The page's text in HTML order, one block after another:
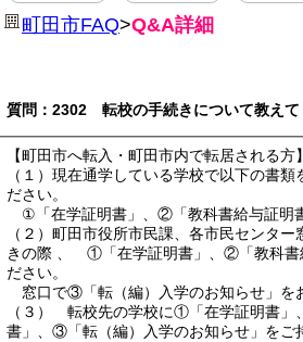
町田市FAQ>Q&A詳細
質問：2302 転校の手続きについて教えて
【町田市へ転入・町田市内で転居される方】
（１）現在通学している学校で以下の書類
ださい。
①「在学証明書」、②「教科書給与証明
（２）町田市役所市民課、各市民センタ
きの際 、 ①「在学証明書」、②「教科書
ださい。
窓口で③「転（編）入学のお知らせ」を
（３） 転校先の学校に①「在学証明書」
書」、③「転（編）入学のお知らせ」をご